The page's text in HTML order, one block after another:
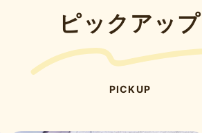
ピックアップ
PICKUP